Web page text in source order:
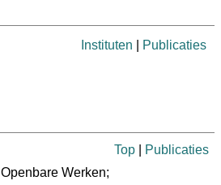
Instituten Publicaties
Top
Publicaties
Werken;